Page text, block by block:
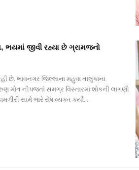
ભયમાં જીવી રહ્યા છે ગ્રામજનો
છે. ભાવનગર જિલ્લાના મહુવા તાલુકાના
મોત નીપજતાં સમગ્ર વિસ્તારમાં શોકની લાગણી
સામે ભારે રોષ વ્યક્ત કર્યો...